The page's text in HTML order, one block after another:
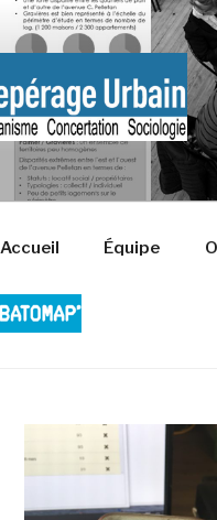
Accueil Équipe